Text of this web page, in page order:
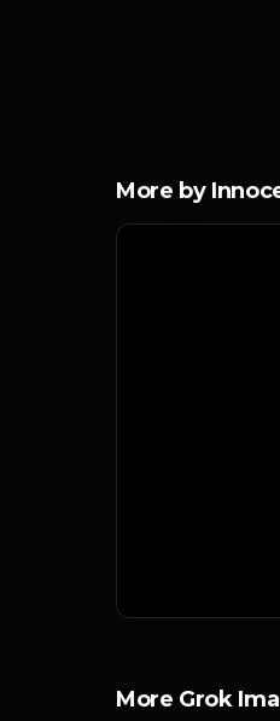
More by
More Grok